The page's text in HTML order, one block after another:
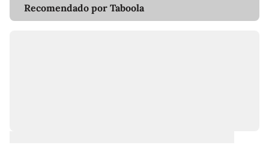
Recomendado por Taboola